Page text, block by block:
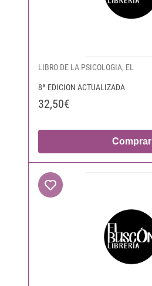
LIBRO DE LA PSICOLOGIA, EL
8ª EDICION ACTUALIZADA
32,50€
Comprar